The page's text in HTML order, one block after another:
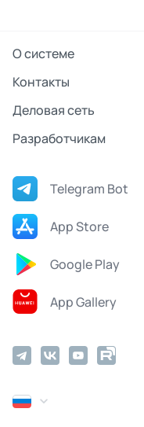
О системе
Контакты
Деловая сеть
Разработчикам
Telegram Bot
App Store
Google Play
App Gallery